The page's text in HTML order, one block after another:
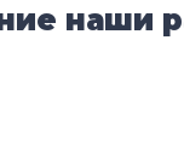
наши